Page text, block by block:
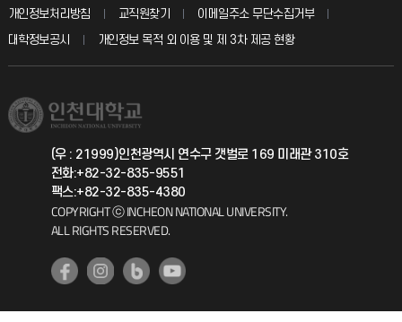
입학안내
취업정보(학생)
칭찬마당
학생서비스 지킴이
총동문회
교육혁신본부
국제지원과
공자아카데미
기초교육원
공학교육혁신센터
개인정보처리방침 교직원찾기
이메일주소 무단수집거부
대학정보공시
개인정보 목적 외 이용 및 제 3차 제공 현황
(우 : 21999)인천광역시 연수구 갯벌로 169 미래관 310호
전화:+82-32-835-9551
팩스:+82-32-835-4380
COPYRIGHT ⓒ INCHEON NATIONAL UNIVERSITY.
ALL RIGHTS RESERVED.